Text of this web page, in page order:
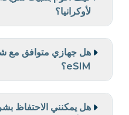
لأوكرانيا؟
eSIM؟